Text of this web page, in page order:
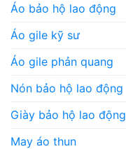
Áo bảo hộ lao động
Áo gile kỹ sư
Áo gile phản quang
Nón bảo hộ lao động
Giày bảo hộ lao động
May áo thun